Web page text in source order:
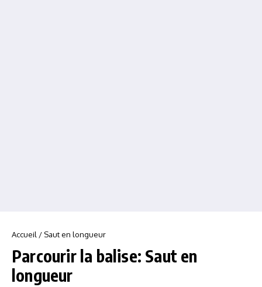
Accueil / Saut en longueur
Parcourir la balise: Saut en
longueur